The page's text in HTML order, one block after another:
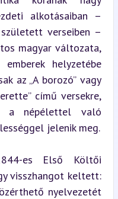
alkotásaiban –
verseiben –
magyar változata,
helyzetébe
az „A borozó” vagy
című versekre,
a népélettel való
jelenik meg.
es Első Költői
visszhangot keltett:
nyelvezetét